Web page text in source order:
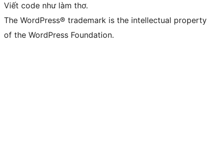
Viết code như làm thơ.
The WordPress® trademark is the intellectual property
of the WordPress Foundation.